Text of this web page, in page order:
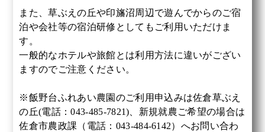
また、草ぶえの丘や印旛沼周辺で遊んでからのご宿
泊や会社等の宿泊研修としてもご利用いただけま
す。
一般的なホテルや旅館とは利用方法に違いがござい
ますのでご注意ください。
※飯野台ふれあい農園のご利用申込みは佐倉草ぶえ
の丘(電話：043-485-7821)、新規就農ご希望の場合は
佐倉市農政課（電話：043-484-6142）へお問い合わ